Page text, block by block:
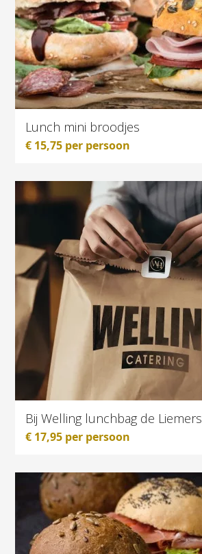
Lunch mini broodjes
€ 15,75 per persoon
Bij Welling lunchbag de Liemers
€ 17,95 per persoon